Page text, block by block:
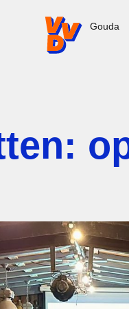
VVD.nl - Ga naar
Gouda